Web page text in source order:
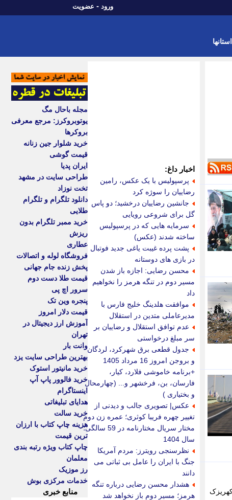
ورود - عضویت
استانها
اخبار داغ:
پرسپولیس با یک عکس، رامین
رضاییان را سوژه کرد
جانشین رضاییان درخشید؛ دو پاس
گل برای شروعی رویایی
سرمایه هایی که در پرسپولیس
ساخته شدند (عکس)
پشت پرده غیبت یاغی جدید فوتبال
در بازی های دوستانه
محسن رضایی: اجازه باز شدن
مسیر دوم در تنگه هرمز را نخواهیم
داد
موافقت هلدینگ خلیج فارس با
مدیرعاملی متدین در استقلال
عدم توافق استقلال و رضاییان بر
سر مبلغ درخواستی
جدول قطعی برق شهرکرد، لردگان
و بروجن امروز 16 مرداد 1405
+برنامه خاموشی فلارد، کیار،
فارسان، بن، فرخشهر و... (چهارمحال
و بختیاری )
عکس| تصویری جالب و دیدنی از
تغییر چهره فریبا کوثری؛ عمره زن دوم
مختار سریال مختارنامه در 59 سالگی؛
سال 1404
نظرسنجی رویترز: مردم آمریکا
جنگ با ایران را عامل بی ثباتی می
دانند
هشدار محسن رضایی درباره تنگه
هرمز؛ مسیر دوم باز نخواهد شد
مجله باحال مگ
یوتوبروکرز: مرجع معرفی
بروکرها
خرید شلوار جین زنانه
قیمت گوشی
ایران پدیا
طراحی سایت در مشهد
تخت نوزاد
دانلود تلگرام و تلگرام
طلایی
خرید ممبر تلگرام بدون
ریزش
عطاری
فروشگاه لوله و اتصالات
پخش زنده جام جهانی
قیمت طلا دست دوم
سرور اچ پی
پنجره وین تک
قیمت دلار امروز
آموزش ارز دیجیتال در
تهران
وانت بار
بهترین طراحی سایت یزد
خرید مانیتور استوک
خرید فالوور پاپ آپ
اینستاگرام
هدایای تبلیغاتی
خرید سالت
هزینه چاپ کتاب با ارزان
ترین قیمت
چاپ کتاب ویژه رتبه بندی
معلمان
رز موزیک
خدمات مرکزی بوش
منابع خبری